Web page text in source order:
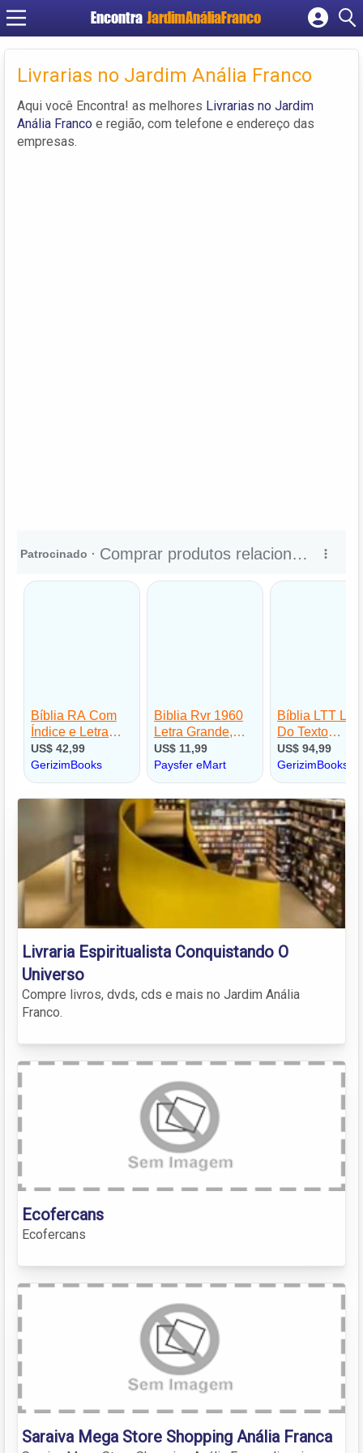
Encontra JardimAnáliaFranco
Cadastrar empresa
Criar conta
Livrarias no Jardim Anália Franco
Aqui você Encontra! as melhores Livrarias no Jardim
Anália Franco e região, com telefone e endereço das
empresas.
Livraria Espiritualista Conquistando O
Universo
Compre livros, dvds, cds e mais no Jardim Anália
Franco.
Ecofercans
Ecofercans
Saraiva Mega Store Shopping Anália Franca